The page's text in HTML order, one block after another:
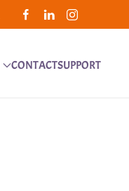
CONTACTSUPPORT